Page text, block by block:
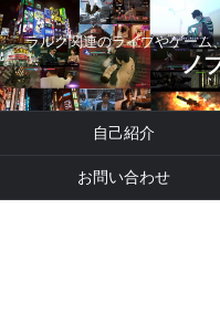
ラルク関連のライブやゲーム
ノ
自己紹介
お問い合わせ